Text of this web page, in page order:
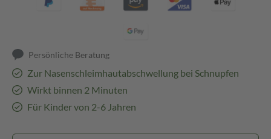
Persönliche Beratung
Zur Nasenschleimhautabschwellung bei Schnupfen
Wirkt binnen 2 Minuten
Für Kinder von 2-6 Jahren